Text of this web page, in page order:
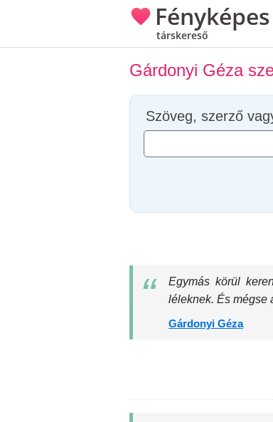
Fényképes
társkereső
Gárdonyi Géza
Szöveg, szerző
Egymás körül
léleknek. És mégse
Gárdonyi Géza